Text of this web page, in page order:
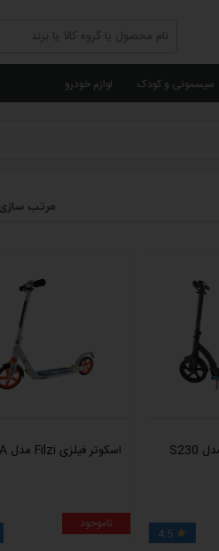
سیسمونی و کودک لوازم خودرو
مرتب

4.5
اسکوتر فیلزی Filzi مدل S200A
ناموجود